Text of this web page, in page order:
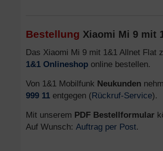
Bestellung Xiaomi Mi 9 mit
Das Xiaomi Mi 9 mit 1&1 Allnet Flat
1&1 Onlineshop online bestellen.
Von 1&1 Mobilfunk Neukunden
999 11 entgegen (Rückruf-Service).
Mit unserem PDF Bestellformular
Auf Wunsch: Auftrag per Post.